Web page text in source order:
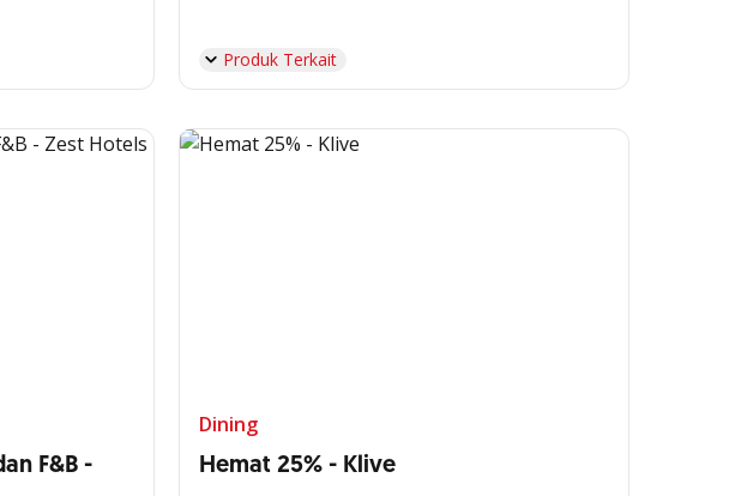
Produk Terkait
F&B -
Dining
Hemat 25% - Klive